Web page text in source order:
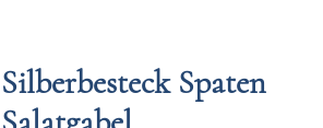
Silberbesteck Spaten